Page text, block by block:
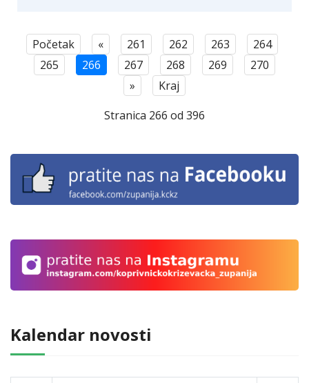
Kalendar novosti
Početak « 261 262 263
264
265
266 267 268 269
270
»
Kraj
Stranica 266 od 396